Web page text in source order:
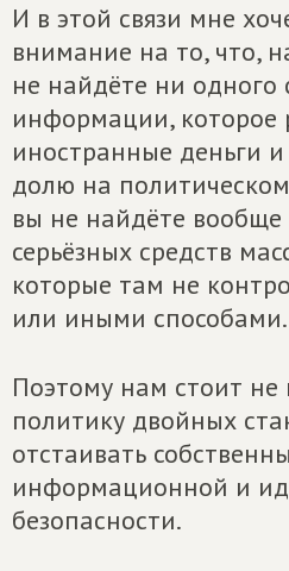
И в этой связи мне
внимание на то, что,
не найдёте ни одного
информации, которое
иностранные деньги
долю на
вы не найдёте
серьёзных средств
которые там не
или иными способами.
Поэтому нам стоит не
политику двойных
отстаивать
информационной и
безопасности.